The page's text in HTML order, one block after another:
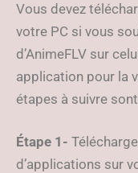
Vous devez
votre PC si vous
d’AnimeFLV sur
application pour la
étapes à suivre
Étape 1-
d’applications sur